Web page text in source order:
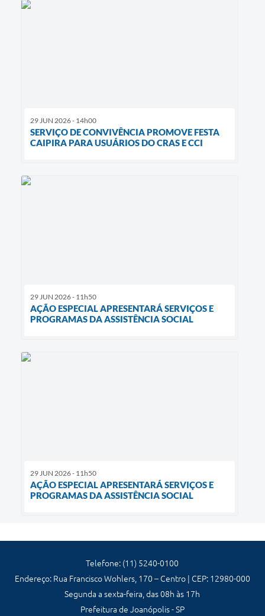
29 JUN 2026 - 14h00
SERVIÇO DE CONVIVÊNCIA PROMOVE FESTA
CAIPIRA PARA USUÁRIOS DO CRAS E CCI
29 JUN 2026 - 11h50
AÇÃO ESPECIAL APRESENTARÁ SERVIÇOS E
PROGRAMAS DA ASSISTÊNCIA SOCIAL
29 JUN 2026 - 11h50
AÇÃO ESPECIAL APRESENTARÁ SERVIÇOS E
PROGRAMAS DA ASSISTÊNCIA SOCIAL
Telefone: (11) 5240-0100
Endereço: Rua Francisco Wohlers, 170 – Centro | CEP: 12980-000
Segunda a sexta-feira, das 08h às 17h
Prefeitura de Joanópolis - SP